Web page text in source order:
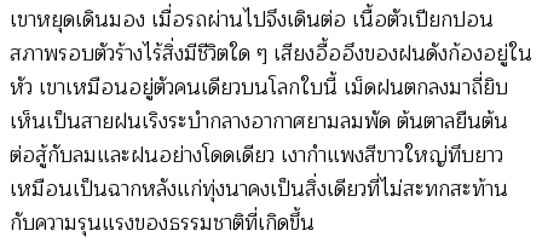
เขาหยุดเดินมอง เมื่อรถผ่านไปจึงเดินต่อ เนื้อตัวเปียกปอน
สภาพรอบตัวร้างไร้สิ่งมีชีวิตใด ๆ เสียงอื้ออึงของฝนดังก้องอยู่ใน
หัว เขาเหมือนอยู่ตัวคนเดียวบนโลกใบนี้ เม็ดฝนตกลงมาถี่ยิบ
เห็นเป็นสายฝนเริงระบำกลางอากาศยามลมพัด ต้นตาลยืนต้น
ต่อสู้กับลมและฝนอย่างโดดเดียว เงากำแพงสีขาวใหญ่ทึบยาว
เหมือนเป็นฉากหลังแก่ทุ่งนาคงเป็นสิ่งเดียวที่ไม่สะทกสะท้าน
กับความรุนแรงของธรรมชาติที่เกิดขึ้น